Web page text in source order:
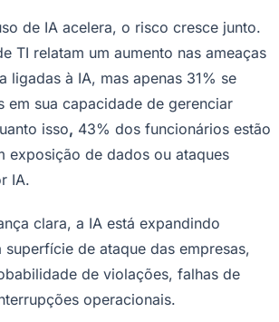
de IA acelera, o risco cresce junto.
TI relatam um aumento nas ameaças
ligadas à IA, mas apenas 31% se
em sua capacidade de gerenciar
isso, 43% dos funcionários estão
exposição de dados ou ataques
IA.
clara, a IA está expandindo
superfície de ataque das empresas,
de violações, falhas de
operacionais.